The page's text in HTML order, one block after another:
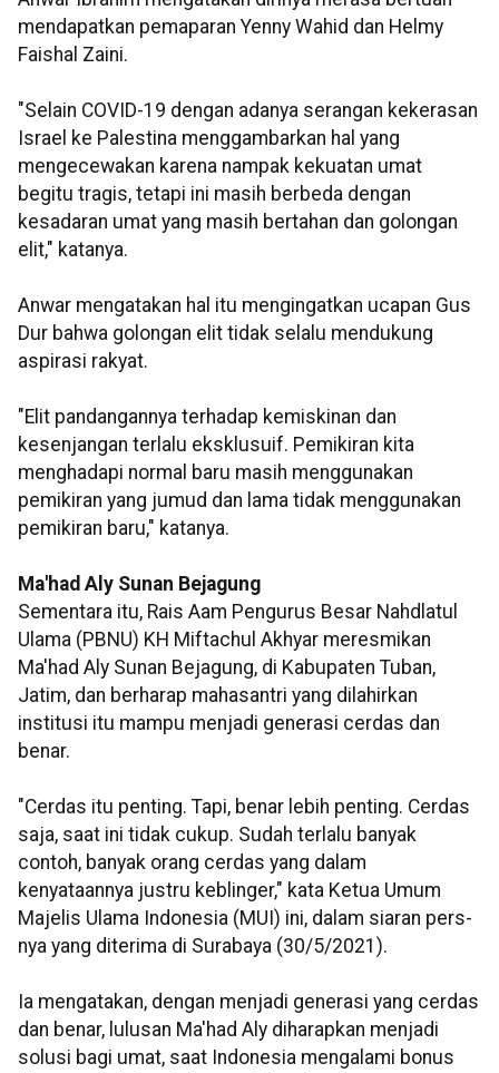
mendapatkan pemaparan Yenny Wahid dan Helmy
Faishal Zaini.
"Selain COVID-19 dengan adanya serangan kekerasan
Israel ke Palestina menggambarkan hal yang
mengecewakan karena nampak kekuatan umat
begitu tragis, tetapi ini masih berbeda dengan
kesadaran umat yang masih bertahan dan golongan
elit," katanya.
Anwar mengatakan hal itu mengingatkan ucapan Gus
Dur bahwa golongan elit tidak selalu mendukung
aspirasi rakyat.
"Elit pandangannya terhadap kemiskinan dan
kesenjangan terlalu eksklusuif. Pemikiran kita
menghadapi normal baru masih menggunakan
pemikiran yang jumud dan lama tidak menggunakan
pemikiran baru," katanya.
Ma'had Aly Sunan Bejagung
Sementara itu, Rais Aam Pengurus Besar Nahdlatul
Ulama (PBNU) KH Miftachul Akhyar meresmikan
Ma'had Aly Sunan Bejagung, di Kabupaten Tuban,
Jatim, dan berharap mahasantri yang dilahirkan
institusi itu mampu menjadi generasi cerdas dan
benar.
"Cerdas itu penting. Tapi, benar lebih penting. Cerdas
saja, saat ini tidak cukup. Sudah terlalu banyak
contoh, banyak orang cerdas yang dalam
kenyataannya justru keblinger," kata Ketua Umum
Majelis Ulama Indonesia (MUI) ini, dalam siaran pers-
nya yang diterima di Surabaya (30/5/2021).
Ia mengatakan, dengan menjadi generasi yang cerdas
dan benar, lulusan Ma'had Aly diharapkan menjadi
solusi bagi umat, saat Indonesia mengalami bonus